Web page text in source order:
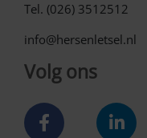
Tel. (026) 3512512
info@hersenletsel.nl
Volg ons